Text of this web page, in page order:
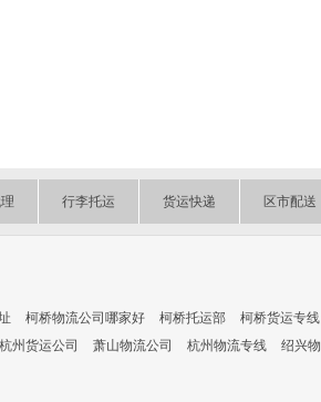
行李托运 货运快递 区市配送
柯桥物流公司哪家好 柯桥托运部
柯桥货运专线
杭州货运公司 萧山物流公司 杭州物流专线
绍兴物